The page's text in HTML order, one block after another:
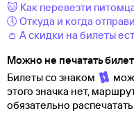
🐱 Как перевезти
🕔 Откуда и когда
👛 А скидки на билеты
Можно не печатать
Билеты со знаком
этого значка нет,
обязательно